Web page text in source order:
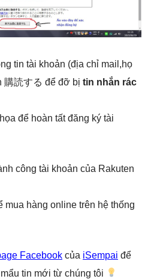
tin tài khoản (địa chỉ mail,họ
購読する để đỡ bị tin nhắn rác
để hoàn tất đăng ký tài
công tài khoản của Rakuten
mua hàng online trên hệ thống
Facebook của iSempai để
tin mới từ chúng tôi